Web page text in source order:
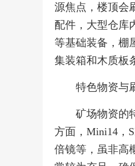
源焦点，楼顶会
配件，大型仓库
等基础装备，棚
集装箱和木质板
特色物资与
矿场物资的
方面，Mini14，
倍镜等，虽非高